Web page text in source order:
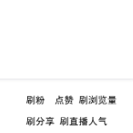
Facebook